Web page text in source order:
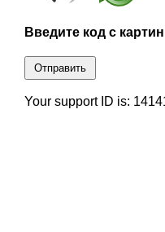
Введите код с
Отправить
Your support ID is: